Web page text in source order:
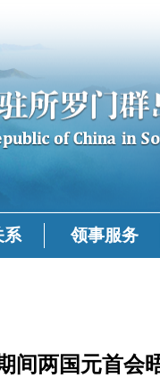
系 领事服务
间两国元首会